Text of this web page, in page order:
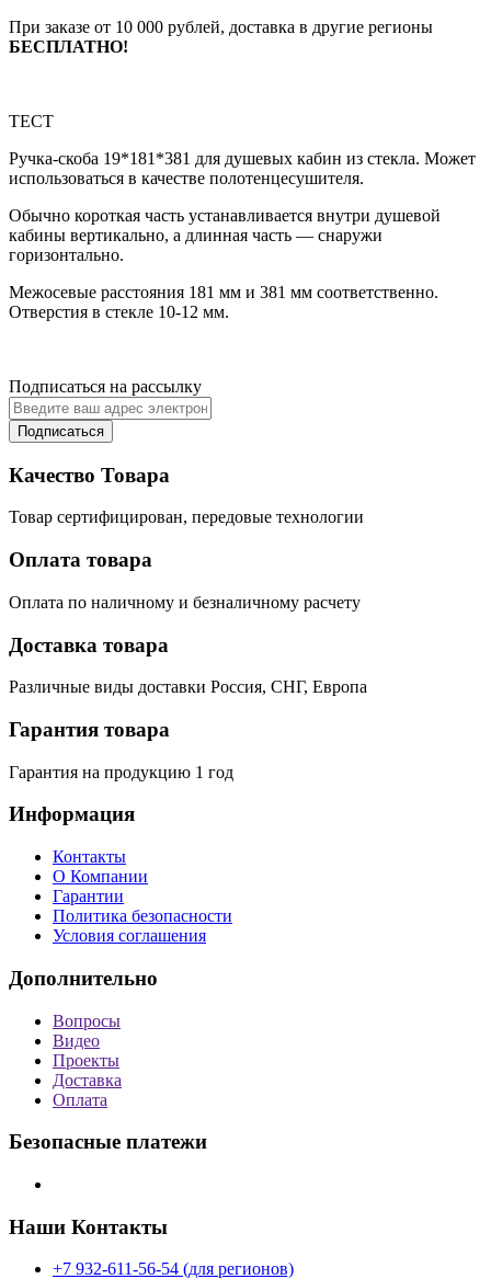
При заказе от 10 000 рублей, доставка в другие регионы
БЕСПЛАТНО!
ТЕСТ
Ручка-скоба 19*181*381 для душевых кабин из стекла. Может
использоваться в качестве полотенцесушителя.
Обычно короткая часть устанавливается внутри душевой
кабины вертикально, а длинная часть — снаружи
горизонтально.
Межосевые расстояния 181 мм и 381 мм соответственно.
Отверстия в стекле 10-12 мм.
Подписаться на рассылку
Подписаться
Качество Товара
Товар сертифицирован, передовые технологии
Оплата товара
Оплата по наличному и безналичному расчету
Доставка товара
Различные виды доставки Россия, СНГ, Европа
Гарантия товара
Гарантия на продукцию 1 год
Информация
Контакты
О Компании
Гарантии
Политика безопасности
Условия соглашения
Дополнительно
Вопросы
Видео
Проекты
Доставка
Оплата
Безопасные платежи
Наши Контакты
+7 932-611-56-54 (для регионов)